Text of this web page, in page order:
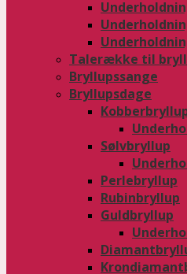
Talerække til
Bryllupssange
Bryllupsdage
Sølvbryllup
Perlebryllup
Rubinbryllup
Guldbryllup